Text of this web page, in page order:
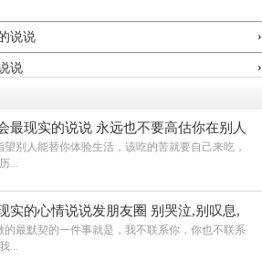
说说 ›
说 ›
最现实的说说 永远也不要高估你在别人
位
望别人能替你体验生活，该吃的苦就要自己来吃，
...
实的心情说说发朋友圈 别哭泣,别叹息,
的最默契的一件事就是，我不联系你，你也不联系
...